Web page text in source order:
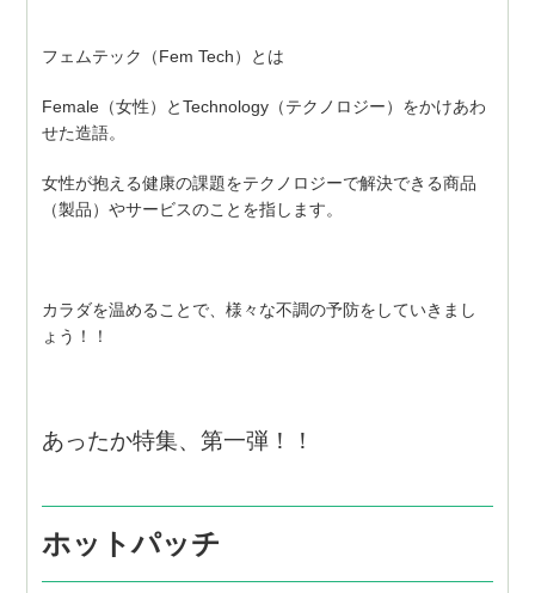
フェムテック（Fem Tech）とは
Female（女性）とTechnology（テクノロジー）をかけあわ
せた造語。
女性が抱える健康の課題をテクノロジーで解決できる商品
（製品）やサービスのことを指します。
カラダを温めることで、様々な不調の予防をしていきまし
ょう！！
あったか特集、第一弾！！
ホットパッチ